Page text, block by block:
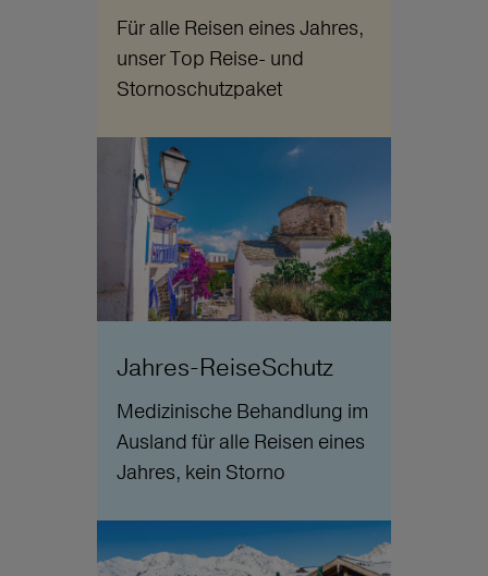
Für alle Reisen eines Jahres,
unser Top Reise- und
Stornoschutzpaket
Jahres-ReiseSchutz
Medizinische Behandlung im
Ausland für alle Reisen eines
Jahres, kein Storno